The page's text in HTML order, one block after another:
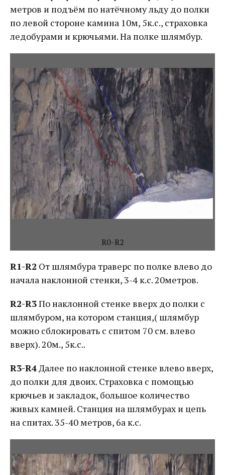
метров и подъём по натёчному льду до полки
по левой стороне камина 10м, 5к.с., страховка
ледобурами и крючьями. На полке шлямбур.
R0-R2
R1-R2 От шлямбура траверс по полке влево до
начала наклонной стенки, 3-4 к.с. 20метров.
R2-R3По наклонной стенке вверх до полки с
шлямбуром, на котором станция,( шлямбур
можно сблокировать с спитом 70 см. влево
вверх). 20м., 5к.с..
R3-R4Далее по наклонной стенке влево вверх,
до полки для двоих. Страховка с помощью
крючьев и закладок, большое количество
живых камней. Станция на шлямбурах и цепь
на спитах. 35-40 метров, 6а к.с.